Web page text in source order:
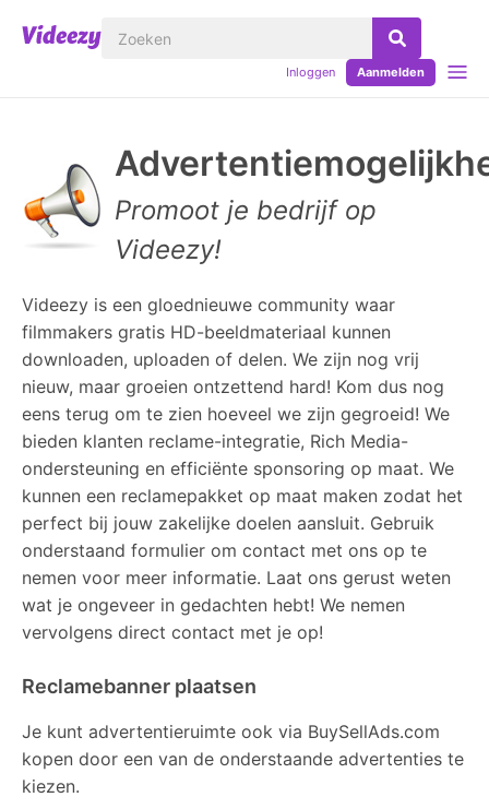
Inloggen Aanmelden
Promoot je bedrijf op
Videezy!
Videezy is een gloednieuwe community waar
filmmakers gratis HD-beeldmateriaal kunnen
downloaden, uploaden of delen. We zijn nog vrij
nieuw, maar groeien ontzettend hard! Kom dus nog
eens terug om te zien hoeveel we zijn gegroeid! We
bieden klanten reclame-integratie, Rich Media-
ondersteuning en efficiënte sponsoring op maat. We
kunnen een reclamepakket op maat maken zodat het
perfect bij jouw zakelijke doelen aansluit. Gebruik
onderstaand formulier om contact met ons op te
nemen voor meer informatie. Laat ons gerust weten
wat je ongeveer in gedachten hebt! We nemen
vervolgens direct contact met je op!
Reclamebanner plaatsen
Je kunt advertentieruimte ook via BuySellAds.com
kopen door een van de onderstaande advertenties te
kiezen.